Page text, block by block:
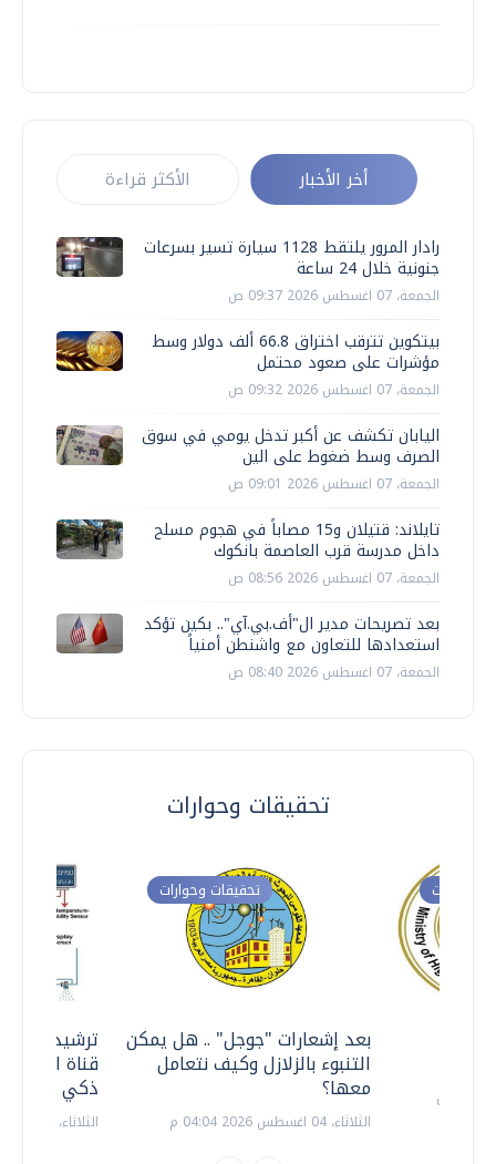
أخر الأخبار الأكثر قراءة
رادار المرور يلتقط 1128 سيارة تسير بسرعات
جنونية خلال 24 ساعة
الجمعة، 07 اغسطس 2026 09:37 ص
بيتكوين تترقب اختراق 66.8 ألف دولار وسط
مؤشرات على صعود محتمل
الجمعة، 07 اغسطس 2026 09:32 ص
اليابان تكشف عن أكبر تدخل يومي في سوق
الصرف وسط ضغوط على الين
الجمعة، 07 اغسطس 2026 09:01 ص
تايلاند: قتيلان و15 مصاباً في هجوم مسلح
داخل مدرسة قرب العاصمة بانكوك
الجمعة، 07 اغسطس 2026 08:56 ص
بعد تصريحات مدير ال"أف.بي.آي".. بكين تؤكد
استعدادها للتعاون مع واشنطن أمنياً
الجمعة، 07 اغسطس 2026 08:40 ص
تحقيقات وحوارات
ترشيدا
قناة
ذكي
الثلاثاء، 14 يوليو 2026 06:11 م
تحقيقات وحوارات
بعد إشعارات "جوجل" .. هل يمكن
التنبوء بالزلازل وكيف نتعامل
معها؟
الثلاثاء، 04 اغسطس 2026 04:04 م
وحوارات